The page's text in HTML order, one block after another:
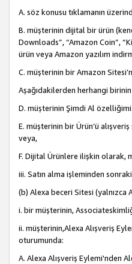
A. söz konusu tıklamanın
B. müşterinin dijital bir ürün
Downloads”, “Amazon Coin”,
ürün veya Amazon yazılım
C. müşterinin bir Amazon
Aşağıdakilerden herhangi
D. müşterinin Şimdi Al
E. müşterinin bir Ürün’ü
veya,
F. Dijital Ürünlere ilişkin olarak,
iii. Satın alma işleminden
(b) Alexa beceri Sitesi
i. bir müşterinin,
ii. müşterinin,Alexa Alışveriş
oturumunda:
A. Alexa Alışveriş Eylemi'nden